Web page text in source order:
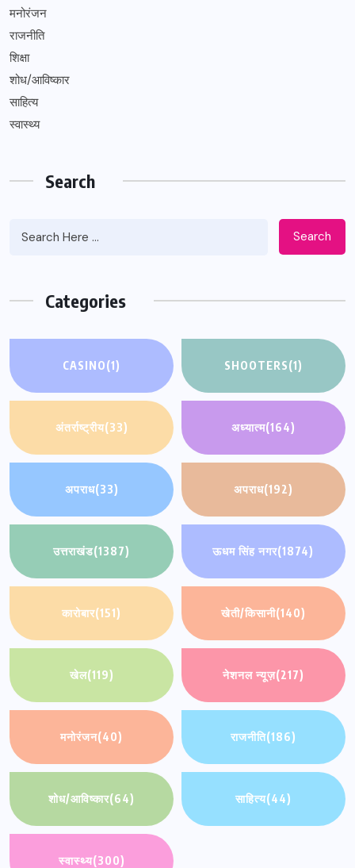
मनोरंजन
राजनीति
शिक्षा
शोध/आविष्कार
साहित्य
स्वास्थ्य
Search
Search
Categories
CASINO(1) SHOOTERS(1)
अंतर्राष्ट्रीय(33) अध्यात्म(164)
अपराध(33) अपराध(192)
उत्तराखंड(1387) ऊधम सिंह नगर(1874)
कारोबार(151) खेती/किसानी(140)
खेल(119) नेशनल न्यूज़(217)
मनोरंजन(40) राजनीति(186)
शोध/आविष्कार(64) साहित्य(44)
स्वास्थ्य(300)